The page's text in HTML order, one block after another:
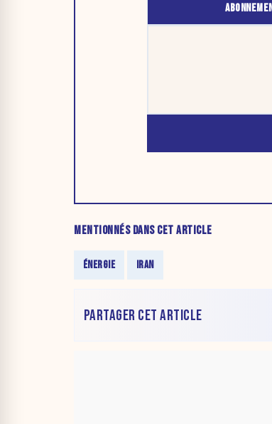
MENTIONNÉS DANS CET ARTICLE
ÉNERGIE IRAN
PARTAGER CET ARTICLE